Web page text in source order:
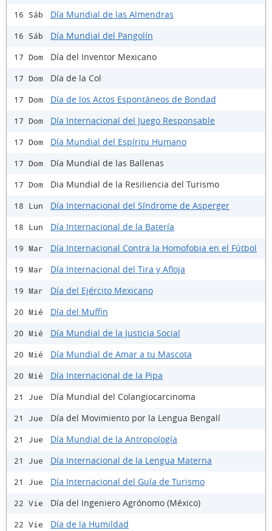
16 Sáb Día Mundial de las Almendras
16 Sáb Día Mundial del Pangolín
17 Dom Día del Inventor Mexicano
17 Dom Día de la Col
17 Dom Día de los Actos Espontáneos de Bondad
17 Dom Día Internacional del Juego Responsable
17 Dom Día Mundial del Espíritu Humano
17 Dom Día Mundial de las Ballenas
17 Dom Dia Mundial de la Resiliencia del Turismo
18 Lun Día Internacional del Síndrome de Asperger
18 Lun Día Internacional de la Batería
19 Mar Día Internacional Contra la Homofobia en el Fútbol
19 Mar Día Internacional del Tira y Afloja
19 Mar Día del Ejército Mexicano
20 Mié Día del Muffin
20 Mié Día Mundial de la Justicia Social
20 Mié Día Mundial de Amar a tu Mascota
20 Mié Día Internacional de la Pipa
21 Jue Día Mundial del Colangiocarcinoma
21 Jue Día del Movimiento por la Lengua Bengalí
21 Jue Día Mundial de la Antropología
21 Jue Día Internacional de la Lengua Materna
21 Jue Día Internacional del Guía de Turismo
22 Vie Día del Ingeniero Agrónomo (México)
22 Vie Día de la Humildad